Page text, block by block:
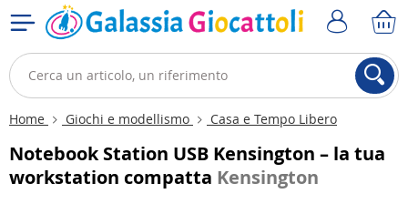
Home Giochi e modellismo Casa e Tempo Libero
Notebook Station USB Kensington – la tua
workstation compatta Kensington